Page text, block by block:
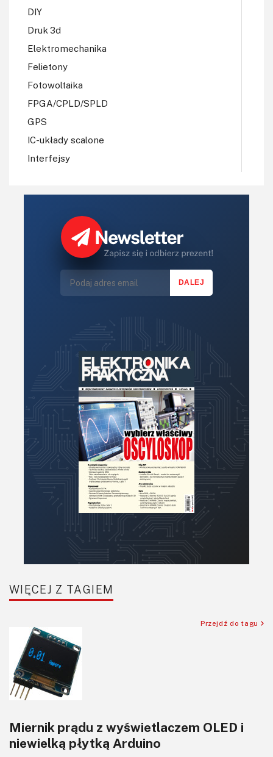
DIY
Druk 3d
Elektromechanika
Felietony
Fotowoltaika
FPGA/CPLD/SPLD
GPS
IC-układy scalone
Interfejsy
Koła Naukowe
LED/LCD/OLED
Mechatronika
Optoelektronika
PCB/Montaż
Podstawy elektroniki
Podzespoły bierne
Półprzewodniki
Pomiary i testy
Projektowanie
Sensory
Software
Sterowanie
Transformatory
Tranzystory
Wzmacniacze
Zasilanie
WIĘCEJ Z TAGIEM
Przejdź do tagu
Miernik prądu z wyświetlaczem OLED i
niewielką płytką Arduino